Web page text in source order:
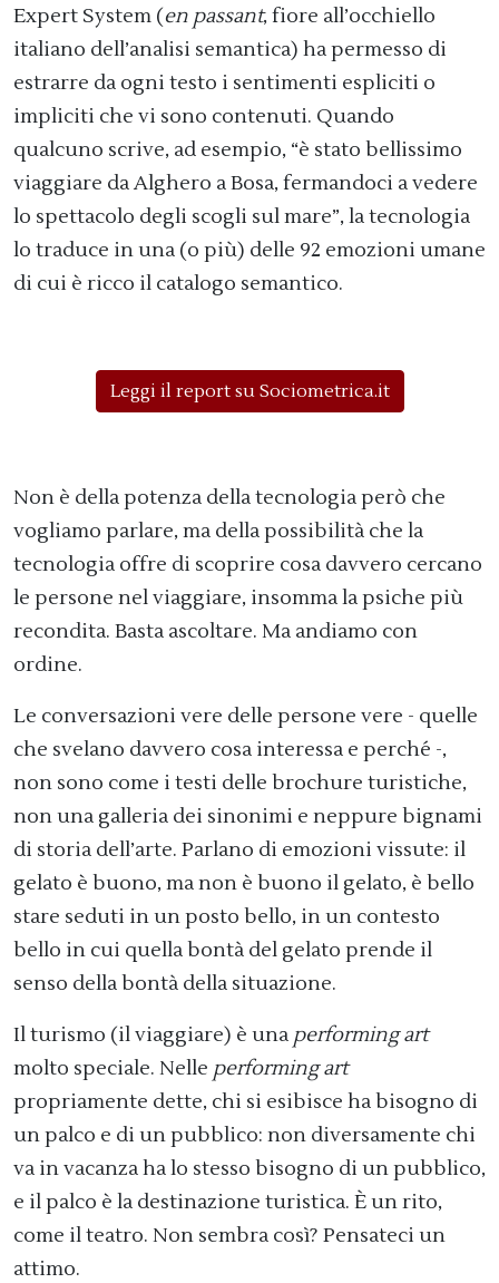
Expert System (en passant, fiore all’occhiello
italiano dell’analisi semantica) ha permesso di
estrarre da ogni testo i sentimenti espliciti o
impliciti che vi sono contenuti. Quando
qualcuno scrive, ad esempio, “è stato bellissimo
viaggiare da Alghero a Bosa, fermandoci a vedere
lo spettacolo degli scogli sul mare”, la tecnologia
lo traduce in una (o più) delle 92 emozioni umane
di cui è ricco il catalogo semantico.
Leggi il report su Sociometrica.it
Non è della potenza della tecnologia però che
vogliamo parlare, ma della possibilità che la
tecnologia offre di scoprire cosa davvero cercano
le persone nel viaggiare, insomma la psiche più
recondita. Basta ascoltare. Ma andiamo con
ordine.
Le conversazioni vere delle persone vere - quelle
che svelano davvero cosa interessa e perché -,
non sono come i testi delle brochure turistiche,
non una galleria dei sinonimi e neppure bignami
di storia dell’arte. Parlano di emozioni vissute: il
gelato è buono, ma non è buono il gelato, è bello
stare seduti in un posto bello, in un contesto
bello in cui quella bontà del gelato prende il
senso della bontà della situazione.
Il turismo (il viaggiare) è una performing art
molto speciale. Nelle performing art
propriamente dette, chi si esibisce ha bisogno di
un palco e di un pubblico: non diversamente chi
va in vacanza ha lo stesso bisogno di un pubblico,
e il palco è la destinazione turistica. È un rito,
come il teatro. Non sembra così? Pensateci un
attimo.